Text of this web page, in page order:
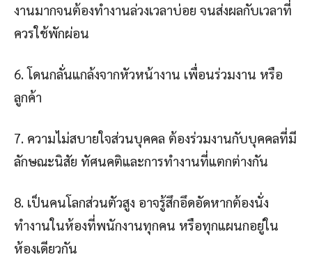
งานมากจนต้องทำงานล่วงเวลาบ่อย จนส่งผลกับเวลาที่
ควรใช้พักผ่อน
6. โดนกลั่นแกล้งจากหัวหน้างาน เพื่อนร่วมงาน หรือ
ลูกค้า
7. ความไม่สบายใจส่วนบุคคล ต้องร่วมงานกับบุคคลที่มี
ลักษณะนิสัย ทัศนคติและการทำงานที่แตกต่างกัน
8. เป็นคนโลกส่วนตัวสูง อาจรู้สึกอึดอัดหากต้องนั่ง
ทำงานในห้องที่พนักงานทุกคน หรือทุกแผนกอยู่ใน
ห้องเดียวกัน